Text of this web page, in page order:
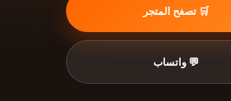
🛒 تصفح المتجر
💬 واتساب